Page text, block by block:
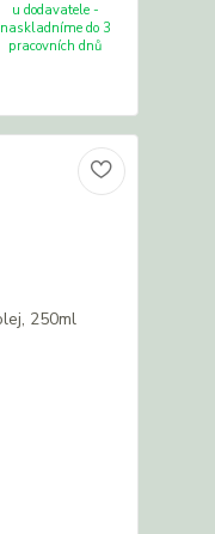
u dodavatele -
naskladníme do 3
pracovních dnů